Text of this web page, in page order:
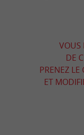
VOUS
DE
PRENEZ LE
ET